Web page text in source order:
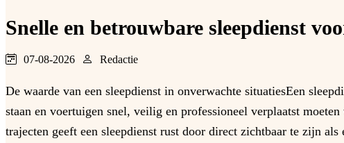
Snelle en betrouwbare sleepdienst
07-08-2026 Redactie
De waarde van een sleepdienst in onverwachte situatiesEen
staan en voertuigen snel, veilig en professioneel verplaatst
trajecten geeft een sleepdienst rust door direct zichtbaar te zijn